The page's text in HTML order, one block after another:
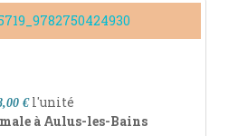
€ l'unité
à Aulus-les-Bains